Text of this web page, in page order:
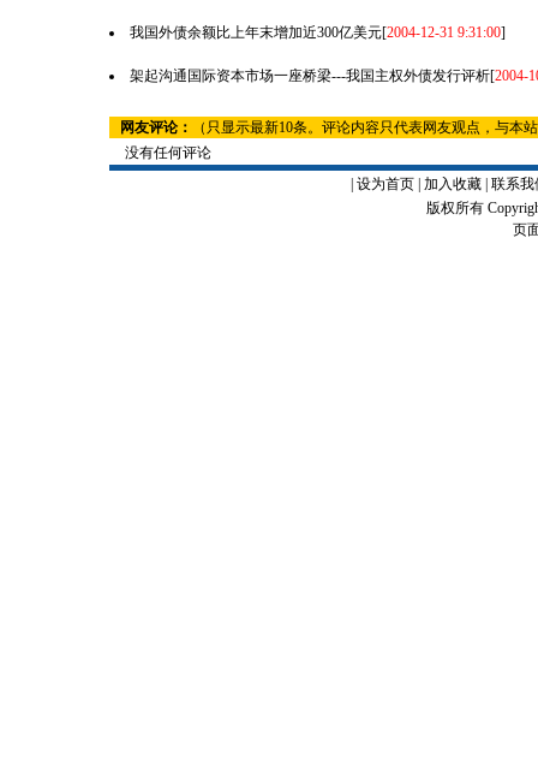
我国外债余额比上年末增加近300亿美元[2004-12-31 9:31:00]
架起沟通国际资本市场一座桥梁---我国主权外债发行评析[2004-
网友评论：
（只显示最新10条。评论内容只代表网友观点，与本
没有任何评论
设为首页| 加入收藏| 联系我
版权所有
页